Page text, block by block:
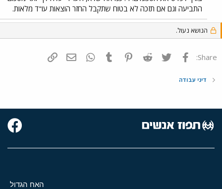
? אם כן כמה העתקים ? ואלו דברים מומלץ לצרף ? 4. עו"ד. מדובר על
שכר שלא שולם בסך מאות שקלים בלבד (אך מה שמגיע...צריך להגיע).
האם כדאי להעזר בעו"ד ? תודה לכולם, ניצן
התביעה וגם אם תזכה לא בטוח שתקבל החזר הוצאות עו"ד מלאות.
הנושא נעול.
Share: פייסבוק Twitter
Reddit
Pinterest
Tumblr
WhatsAppדואר אלקטרוני
דיני עבודה
האח הגדול